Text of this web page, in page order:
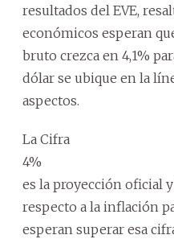
resultados del EVE,
económicos esperan
bruto crezca en 4,1%
dólar se ubique en la
aspectos.
La Cifra
4%
es la proyección oficial
respecto a la inflación
esperan superar esa